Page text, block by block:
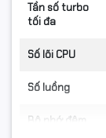
Tần số turbo
tối đa
Số lõi CPU
Số luồng
Bộ nhớ đệm